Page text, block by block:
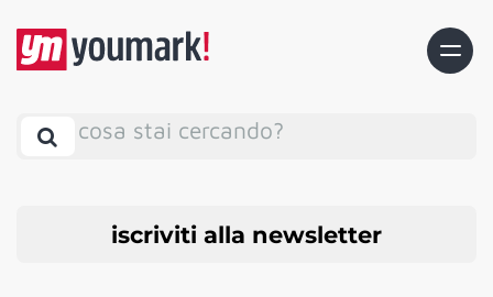
cosa stai cercando?
iscriviti alla newsletter